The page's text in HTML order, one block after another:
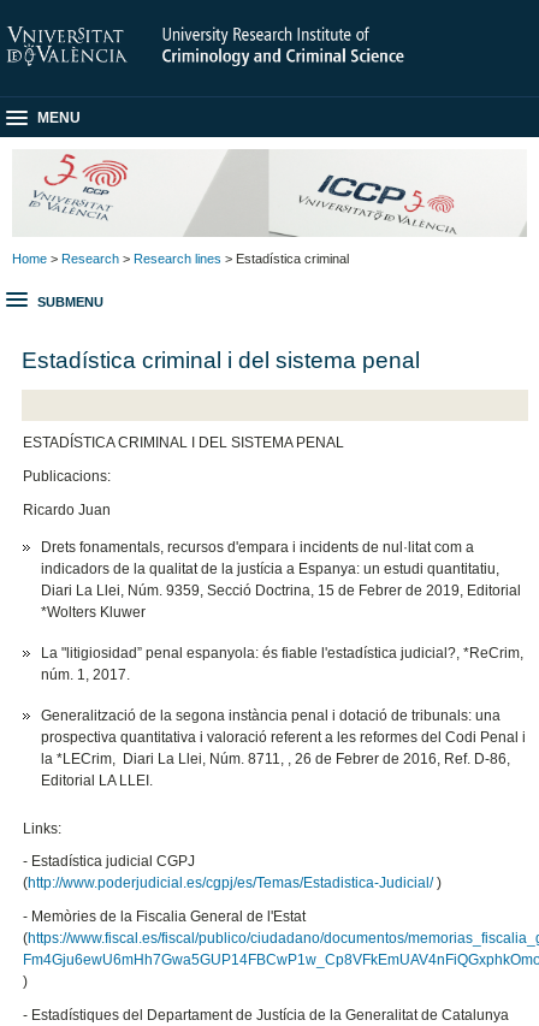
MENU
Home > Research > Research lines > Estadística criminal
SUBMENU
Estadística criminal i del sistema penal
ESTADÍSTICA CRIMINAL I DEL SISTEMA PENAL
Publicacions:
Ricardo Juan
Drets fonamentals, recursos d'empara i incidents de nul·litat com a
indicadors de la qualitat de la justícia a Espanya: un estudi quantitatiu,
Diari La Llei, Núm. 9359, Secció Doctrina, 15 de Febrer de 2019, Editorial
*Wolters Kluwer
La "litigiosidad” penal espanyola: és fiable l'estadística judicial?, *ReCrim,
núm. 1, 2017.
Generalització de la segona instància penal i dotació de tribunals: una
prospectiva quantitativa i valoració referent a les reformes del Codi Penal i
la *LECrim, Diari La Llei, Núm. 8711, , 26 de Febrer de 2016, Ref. D-86,
Editorial LA LLEI.
Links:
- Estadística judicial CGPJ
(http://www.poderjudicial.es/cgpj/es/Temas/Estadistica-Judicial/)
- Memòries de la Fiscalia General de l'Estat
(https://www.fiscal.es/fiscal/publico/ciudadano/documentos/
)
- Estadístiques del Departament de Justícia de la Generalitat de Catalunya